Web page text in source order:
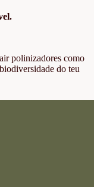
polinizadores como
do teu